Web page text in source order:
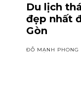
Du lịch
đẹp nhất
Gòn
ĐỖ MẠNH PHONG